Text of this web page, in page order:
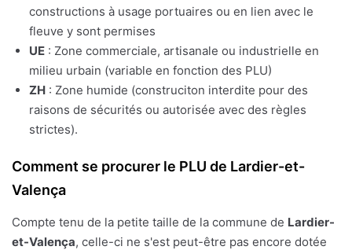
constructions à usage portuaires ou en lien avec le
fleuve y sont permises
UE : Zone commerciale, artisanale ou industrielle en
milieu urbain (variable en fonction des PLU)
ZH : Zone humide (construciton interdite pour des
raisons de sécurités ou autorisée avec des règles
strictes).
Comment se procurer le PLU de Lardier-et-
Valença
Compte tenu de la petite taille de la commune de Lardier-
et-Valença, celle-ci ne s'est peut-être pas encore dotée